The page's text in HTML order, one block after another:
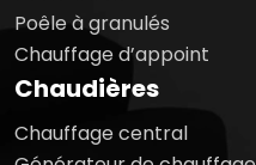
Poêle à granulés
Chauffage d’appoint
Chaudières
Chauffage central